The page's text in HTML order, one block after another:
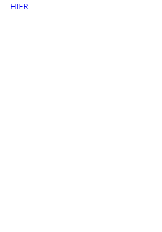
HIER